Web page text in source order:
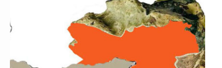
pour
Octobre
rose